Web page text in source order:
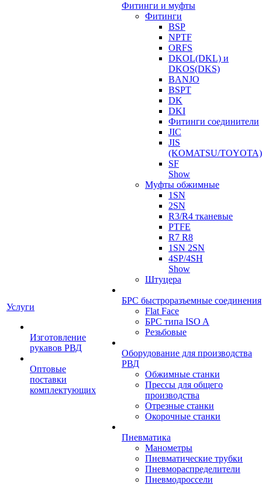
Услуги
Изготовление
рукавов РВД
Оптовые
поставки
комплектующих
Фитинги и муфты
Фитинги
BSP
NPTF
ORFS
DKOL(DKL) и
DKOS(DKS)
BANJO
BSPT
DK
DKI
Фитинги соединители
JIC
JIS
(KOMATSU/TOYOTA)
SF
Show
Муфты обжимные
1SN
2SN
R3/R4 тканевые
PTFE
R7 R8
1SN 2SN
4SP/4SH
Show
Штуцера
БРС быстроразъемные соединения
Flat Face
БРС типа ISO A
Резьбовые
Оборудование для производства
РВД
Обжимные станки
Прессы для общего
производства
Отрезные станки
Окорочные станки
Пневматика
Манометры
Пневматические трубки
Пневмораспределители
Пневмодроссели